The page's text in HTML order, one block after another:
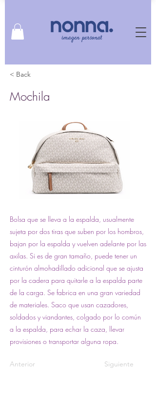
< Back
Mochila
Bolsa que se lleva a la espalda, usualmente
sujeta por dos tiras que suben por los hombros,
bajan por la espalda y vuelven adelante por las
axilas. Si es de gran tamaño, puede tener un
cinturón almohadillado adicional que se ajusta
por la cadera para quitarle a la espalda parte
de la carga. Se fabrica en una gran variedad
de materiales. Saco que usan cazadores,
soldados y viandantes, colgado por lo común
a la espalda, para echar la caza, llevar
provisiones o transportar alguna ropa.
Anterior Siguiente